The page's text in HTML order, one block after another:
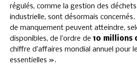
régulés, comme la gestion des
industrielle, sont désormais concernés.
de manquement peuvent atteindre,
disponibles, de l’ordre de 10 millions
chiffre d’affaires mondial annuel pour
essentielles ».